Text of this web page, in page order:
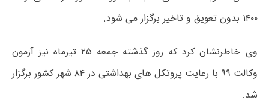
۱۴۰۰ بدون تعویق و تاخیر برگزار می شود.
وی خاطرنشان کرد که روز گذشته جمعه ۲۵ تیرماه نیز آزمون
وکالت ۹۹ با رعایت پروتکل های بهداشتی در ۸۴ شهر کشور برگزار
شد.